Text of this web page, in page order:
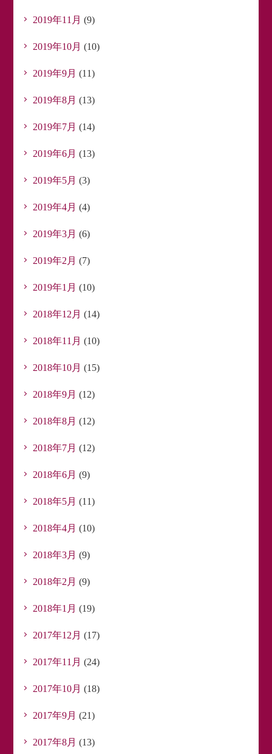
2019年11月 (9)
2019年10月 (10)
2019年9月 (11)
2019年8月 (13)
2019年7月 (14)
2019年6月 (13)
2019年5月 (3)
2019年4月 (4)
2019年3月 (6)
2019年2月 (7)
2019年1月 (10)
2018年12月 (14)
2018年11月 (10)
2018年10月 (15)
2018年9月 (12)
2018年8月 (12)
2018年7月 (12)
2018年6月 (9)
2018年5月 (11)
2018年4月 (10)
2018年3月 (9)
2018年2月 (9)
2018年1月 (19)
2017年12月 (17)
2017年11月 (24)
2017年10月 (18)
2017年9月 (21)
2017年8月 (13)